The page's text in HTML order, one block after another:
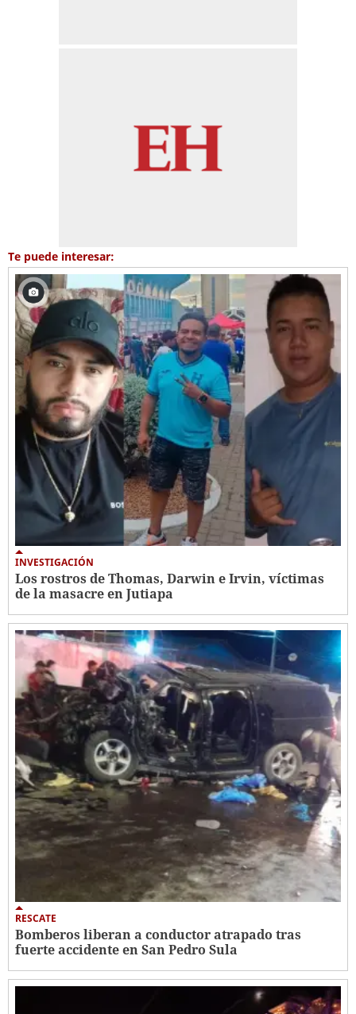
Te puede interesar:
INVESTIGACIÓN
Los rostros de Thomas, Darwin e Irvin, víctimas
de la masacre en Jutiapa
RESCATE
Bomberos liberan a conductor atrapado tras
fuerte accidente en San Pedro Sula